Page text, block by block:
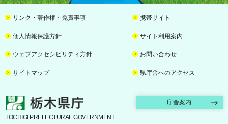
リンク・著作権・免責事項 携帯サイト
個人情報保護方針 サイト利用案内
ウェブアクセシビリティ方針 お問い合わせ
サイトマップ 県庁舎へのアクセス
栃木県庁 庁舎案内
TOCHIGI PREFECTURAL GOVERNMENT